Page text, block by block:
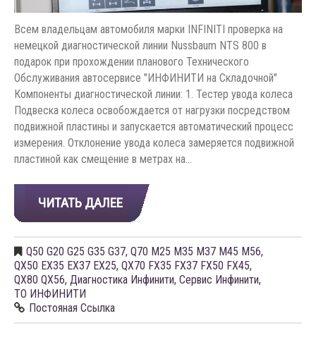
Всем владельцам автомобиля марки INFINITI проверка на
немецкой диагностической линии Nussbaum NTS 800 в
подарок при прохождении планового Технического
Обслуживания автосервисе "ИНФИНИТИ на Складочной"
Компоненты диагностической линии: 1. Тестер увода колеса
Подвеска колеса освобождается от нагрузки посредством
подвижной пластины и запускается автоматический процесс
измерения. Отклонение увода колеса замеряется подвижной
пластиной как смещение в метрах на…
ЧИТАТЬ ДАЛЕЕ
Q50 G20 G25 G35 G37, Q70 M25 M35 M37 M45 M56,
QX50 EX35 EX37 EX25, QX70 FX35 FX37 FX50 FX45,
QX80 QX56, Диагностика Инфинити, Сервис Инфинити,
ТО ИНФИНИТИ
Постояная Ссылка